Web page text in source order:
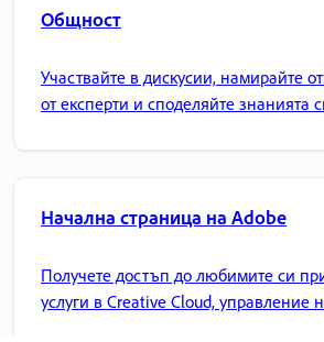
Общност
Участвайте в дискусии, намирайте
от експерти и споделяйте знанията
Начална страница на Adobe
Получете достъп до любимите си
услуги в Creative Cloud, управление